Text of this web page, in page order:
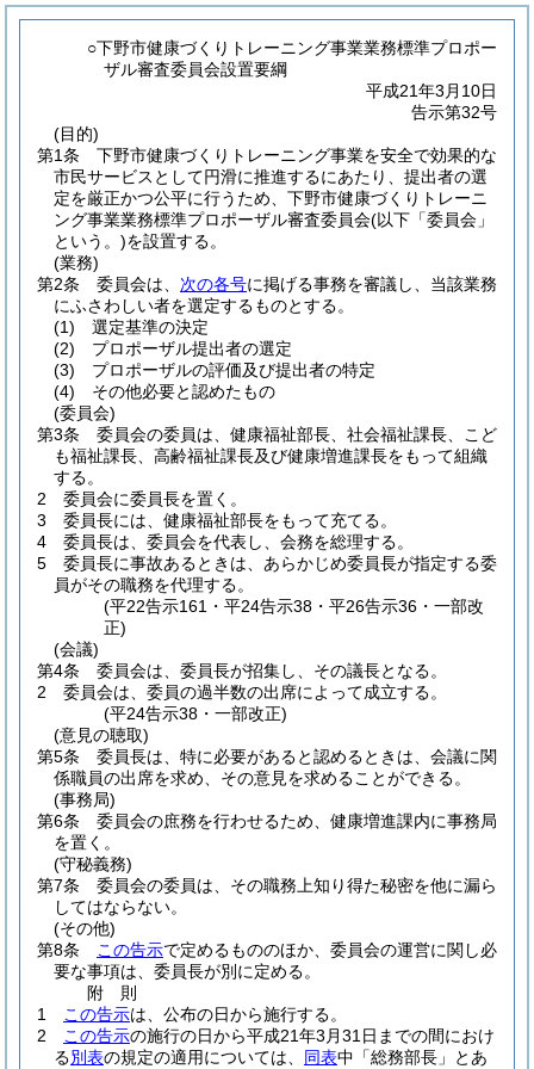
○下野市健康づくりトレーニング事業業務標準プロポー
ザル審査委員会設置要綱
平成21年3月10日
告示第32号
(目的)
第1条
下野市健康づくりトレーニング事業を安全で効果的な
市民サービスとして円滑に推進するにあたり、提出者の選
定を厳正かつ公平に行うため、下野市健康づくりトレーニ
ング事業業務標準プロポーザル審査委員会(以下「委員会」
という。)を設置する。
(業務)
第2条
委員会は、 次の各号に掲げる事務を審議し、当該業務
にふさわしい者を選定するものとする。
(1)
選定基準の決定
(2)
プロポーザル提出者の選定
(3)
プロポーザルの評価及び提出者の特定
(4)
その他必要と認めたもの
(委員会)
第3条
委員会の委員は、健康福祉部長、社会福祉課長、こど
も福祉課長、高齢福祉課長及び健康増進課長をもって組織
する。
2
委員会に委員長を置く。
3
委員長には、健康福祉部長をもって充てる。
4
委員長は、委員会を代表し、会務を総理する。
5
委員長に事故あるときは、あらかじめ委員長が指定する委
員がその職務を代理する。
(平22告示161・平24告示38・平26告示36・一部改
正)
(会議)
第4条
委員会は、委員長が招集し、その議長となる。
2
委員会は、委員の過半数の出席によって成立する。
(平24告示38・一部改正)
(意見の聴取)
第5条
委員長は、特に必要があると認めるときは、会議に関
係職員の出席を求め、その意見を求めることができる。
(事務局)
第6条
委員会の庶務を行わせるため、健康増進課内に事務局
を置く。
(守秘義務)
第7条
委員会の委員は、その職務上知り得た秘密を他に漏ら
してはならない。
(その他)
第8条
この告示で定めるもののほか、委員会の運営に関し必
要な事項は、委員長が別に定める。
附 則
1
この告示は、公布の日から施行する。
2
この告示の施行の日から平成21年3月31日までの間におけ
る別表の規定の適用については、 同表中「総務部長」とあ